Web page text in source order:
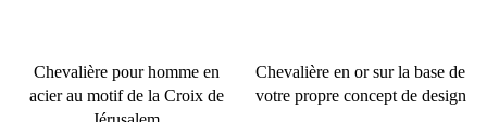
Chevalière pour homme en
acier au motif de la Croix de
Chevalière en or sur la base de
votre propre concept de design